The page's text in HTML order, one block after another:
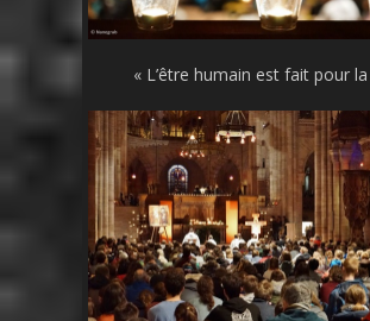
« L’être humain est fait pour